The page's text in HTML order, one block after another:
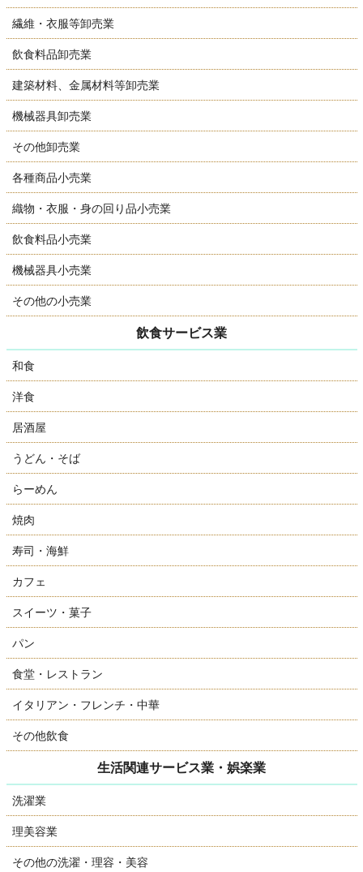
繊維・衣服等卸売業
飲食料品卸売業
建築材料、金属材料等卸売業
機械器具卸売業
その他卸売業
各種商品小売業
織物・衣服・身の回り品小売業
飲食料品小売業
機械器具小売業
その他の小売業
飲食サービス業
和食
洋食
居酒屋
うどん・そば
らーめん
焼肉
寿司・海鮮
カフェ
スイーツ・菓子
パン
食堂・レストラン
イタリアン・フレンチ・中華
その他飲食
生活関連サービス業・娯楽業
洗濯業
理美容業
その他の洗濯・理容・美容